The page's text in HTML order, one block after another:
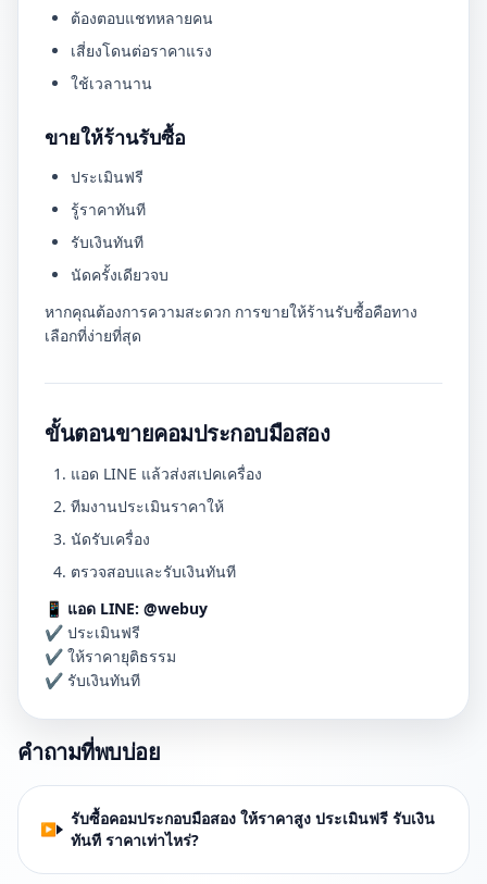
ต้องตอบแชทหลายคน
เสี่ยงโดนต่อราคาแรง
ใช้เวลานาน
ขายให้ร้านรับซื้อ
ประเมินฟรี
รู้ราคาทันที
รับเงินทันที
นัดครั้งเดียวจบ
หากคุณต้องการความสะดวก การขายให้ร้านรับซื้อคือทาง
เลือกที่ง่ายที่สุด
ขั้นตอนขายคอมประกอบมือสอง
แอด LINE แล้วส่งสเปคเครื่อง
ทีมงานประเมินราคาให้
นัดรับเครื่อง
ตรวจสอบและรับเงินทันที
📱 แอด LINE: @webuy
✔ ประเมินฟรี
✔ ให้ราคายุติธรรม
✔ รับเงินทันที
คำถามที่พบบ่อย
รับซื้อคอมประกอบมือสอง ให้ราคาสูง ประเมินฟรี รับเงิน
ทันที ราคาเท่าไหร่?